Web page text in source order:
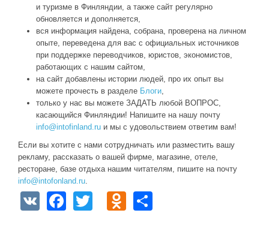
и туризме в Финляндии, а также сайт регулярно
обновляется и дополняется,
вся информация найдена, собрана, проверена на личном
опыте, переведена для вас с официальных источников
при поддержке переводчиков, юристов, экономистов,
работающих с нашим сайтом,
на сайт добавлены истории людей, про их опыт вы
можете прочесть в разделе Блоги,
только у нас вы можете ЗАДАТЬ любой ВОПРОС,
касающийся Финляндии! Напишите на нашу почту
info@intofinland.ru и мы с удовольствием ответим вам!
Если вы хотите с нами сотрудничать или разместить вашу
рекламу, рассказать о вашей фирме, магазине, отеле,
ресторане, базе отдыха нашим читателям, пишите на почту
info@intofonland.ru.
V
F
O